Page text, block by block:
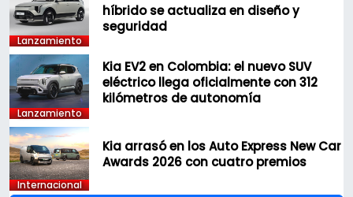
Lanzamiento
híbrido se actualiza en diseño y
seguridad
Lanzamiento
Kia EV2 en Colombia: el nuevo SUV
eléctrico llega oficialmente con 312
kilómetros de autonomía
Internacional
Kia arrasó en los Auto Express New Car
Awards 2026 con cuatro premios